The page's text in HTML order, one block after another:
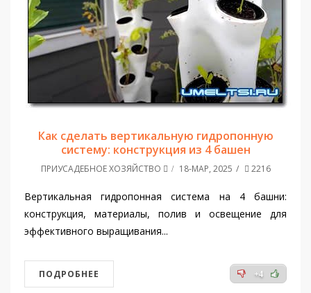
Как сделать вертикальную гидропонную
систему: конструкция из 4 башен
ПРИУСАДЕБНОЕ ХОЗЯЙСТВО 18-МАР, 2025 2216
Вертикальная гидропонная система на 4 башни:
конструкция, материалы, полив и освещение для
эффективного выращивания...
+4
ПОДРОБНЕЕ